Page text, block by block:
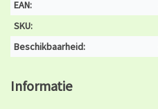
EAN:
SKU:
Beschikbaarheid:
Informatie